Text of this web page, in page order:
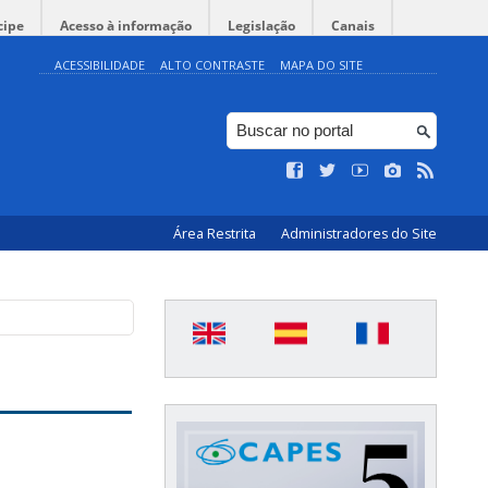
Acesso à informação Legislação Canais
ACESSIBILIDADE ALTO CONTRASTE MAPA DO SITE
Área Restrita Administradores do Site